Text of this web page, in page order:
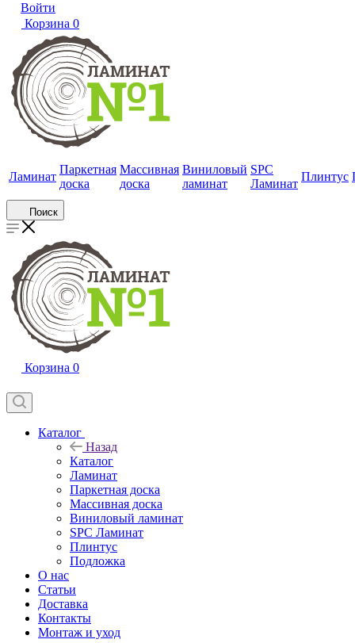
Войти
Корзина 0
Ламинат
Паркетная
доска
Массивная
доска
Виниловый
ламинат
SPC
Ламинат
Плинтус
Поиск
Корзина 0
Каталог
Назад
Каталог
Ламинат
Паркетная доска
Массивная доска
Виниловый ламинат
SPC Ламинат
Плинтус
Подложка
О нас
Статьи
Доставка
Контакты
Монтаж и уход